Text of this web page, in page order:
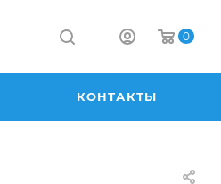
0
КОНТАКТЫ